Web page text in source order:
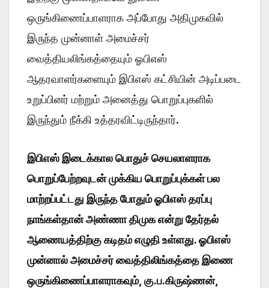
ஒருங்கிணைப்பாளராக அப்போது அதிமுகவில்
இருந்த முன்னாள் அமைச்சர்
வைத்தியலிங்கத்தையும் ஓபிஎஸ்
ஆதரவாளர்களையும் இபிஎஸ் கட்சியின் அடிப்படை
உறுப்பினர் மற்றும் அனைத்து பொறுப்புகளில்
இருந்தும் நீக்கி உத்தரவிட்டிருந்தார்.
இபிஎஸ் இடைக்கால பொதுச் செயலாளராக
பொறுப்பேற்றவுடன் முக்கிய பொறுப்புக்கள் பல
மாற்றப்பட்டது இருந்த போதும் ஓபிஎஸ் தரப்பு
நாங்கள்தான் அண்ணா திமுக என்று தேர்தல்
ஆணையத்திற்கு கடிதம் எழுதி உள்ளது. ஓபிஎஸ்
முன்னால் அமைச்சர் வைத்திலிங்கத்தை இணை
ஒருங்கிணைப்பாளராகவும், கு.ப.கிருஷ்ணன்,